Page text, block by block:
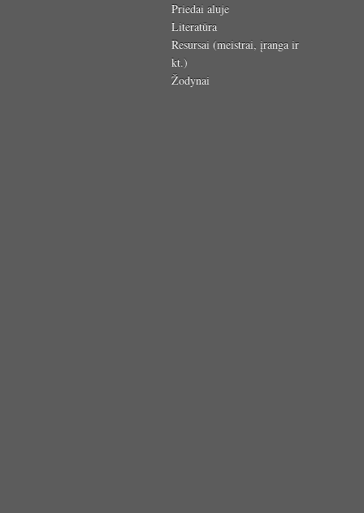
Priedai aluje
Literatūra
Resursai (meistrai, įranga ir
kt.)
Žodynai